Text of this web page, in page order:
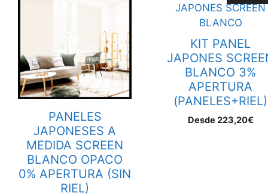
PANELES
JAPONESES A
MEDIDA SCREEN
BLANCO OPACO
0% APERTURA (SIN
RIEL)
KIT PANEL
JAPONES
BLANCO 3%
APERTURA
(PANELES+RIEL)
Desde 223,20€
producto
múltiples
variantes.
Las
opciones